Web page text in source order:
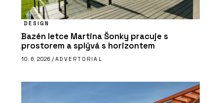
DESIGN
Bazén letce Martina Šonky pracuje s
prostorem a splývá s horizontem
10. 6. 2026 / ADVERTORIAL